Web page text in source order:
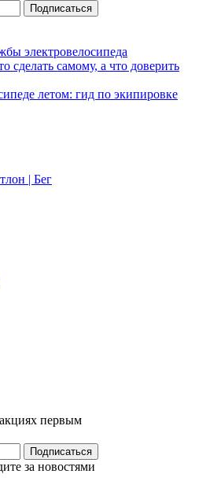
электровелосипеда
сделать самому, а что доверить
летом: гид по экипировке
| Бег
первым
за новостями